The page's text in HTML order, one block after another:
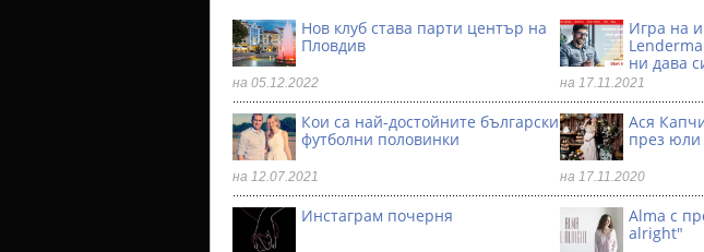
Нов клуб става парти център на
Пловдив
на 05.12.2022
Игра на
ни дава
на 17.11.2021
Кои са най-достойните български
футболни половинки
на 12.07.2021
Ася
през юли
на 17.11.2020
Инстаграм почерня
Alma с
alright"